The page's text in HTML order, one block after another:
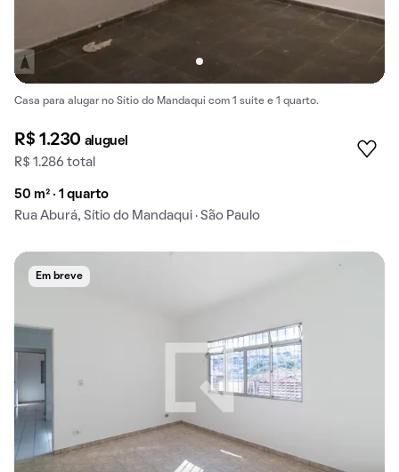
Casa para alugar no Sítio do Mandaqui com 1 suíte e 1 quarto.
R$ 1.230 aluguel
R$ 1.286 total
50 m² · 1 quarto
Rua Aburá, Sítio do Mandaqui · São Paulo
Em breve